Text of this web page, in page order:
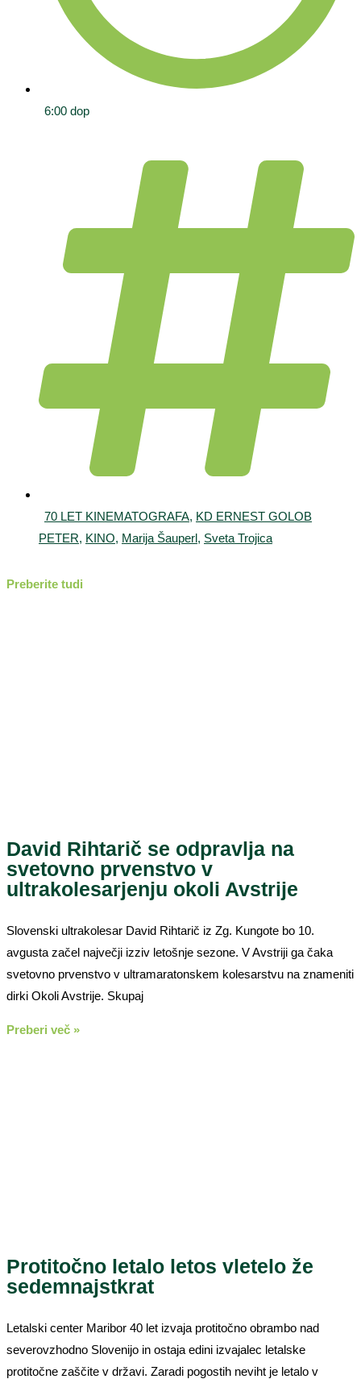
6:00 dop
70 LET KINEMATOGRAFA, KD ERNEST GOLOB
PETER, KINO, Marija Šauperl, Sveta Trojica
Preberite tudi
David Rihtarič se odpravlja na
svetovno prvenstvo v
ultrakolesarjenju okoli Avstrije
Slovenski ultrakolesar David Rihtarič iz Zg. Kungote bo 10.
avgusta začel največji izziv letošnje sezone. V Avstriji ga čaka
svetovno prvenstvo v ultramaratonskem kolesarstvu na znameniti
dirki Okoli Avstrije. Skupaj
Preberi več »
Protitočno letalo letos vletelo že
sedemnajstkrat
Letalski center Maribor 40 let izvaja protitočno obrambo nad
severovzhodno Slovenijo in ostaja edini izvajalec letalske
protitočne zaščite v državi. Zaradi pogostih neviht je letalo v